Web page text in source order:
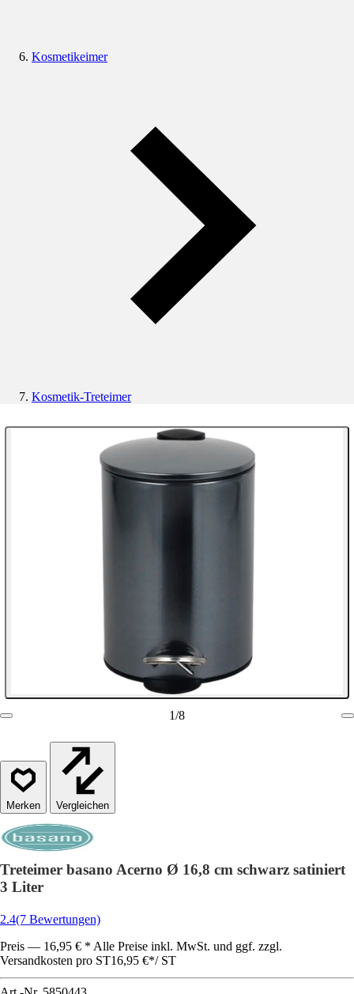
Kosmetikeimer
Kosmetik-Treteimer
1/8
Vergleichen
Treteimer basano Acerno Ø 16,8 cm schwarz satiniert
3 Liter
2.4(7 Bewertungen)
Preis — 16,95 € * Alle Preise inkl. MwSt. und ggf. zzgl.
Versandkosten pro ST16,95 €*/ ST